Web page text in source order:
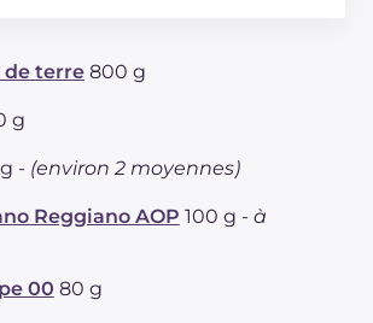
saturés g
g
de terre 800 g
g
- (environ 2 moyennes)
Reggiano AOP 100 g - à
00 80 g